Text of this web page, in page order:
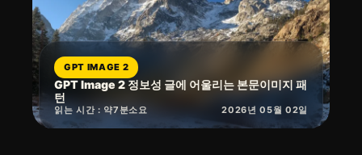
GPT IMAGE 2
GPT Image 2 정보성 글에 어울리는 본문이미지 패
턴
읽는 시간 : 약7분소요 2026년 05월 02일